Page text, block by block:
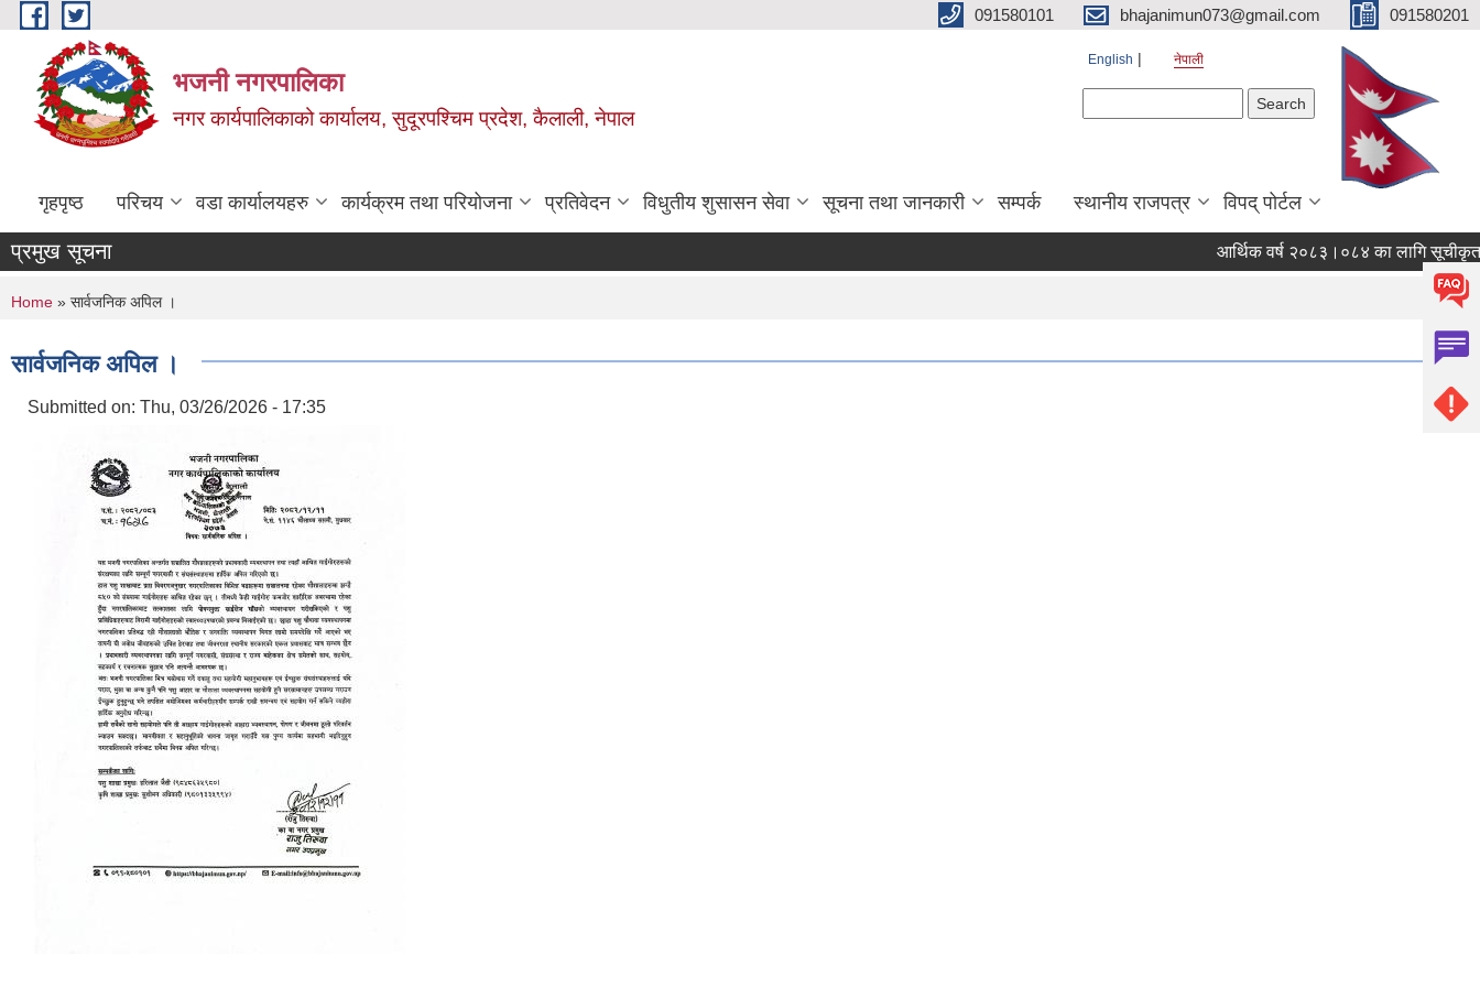
Skip to main content 091580101 bhajanimun073@gmail.com 091580201
भजनी नगरपालिका
नगर कार्यपालिकाको कार्यालय, सुदूरपश्चिम प्रदेश, कैलाली, नेपाल
English नेपाली
गृहपृष्ठ परिचय वडा कार्यालयहरु कार्यक्रम तथा परियोजना प्रतिवेदन विधुतीय शुसासन सेवा सूचना तथा जानकारी सम्पर्क स्थानीय राजपत्र विपद् पोर्टल
प्रमुख सूचना आर्थिक वर्ष २०८३।०८४ का लागि सूचीकृत
You are here
Home » सार्वजनिक अपिल ।
सार्वजनिक अपिल ।
Submitted on: Thu, 03/26/2026 - 17:35